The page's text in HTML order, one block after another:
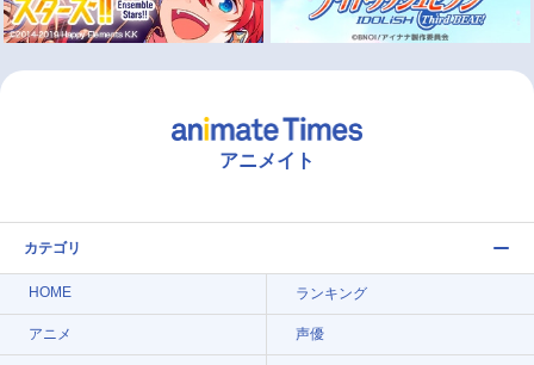
アニメイト
カテゴリ
HOME ランキング
アニメ 声優